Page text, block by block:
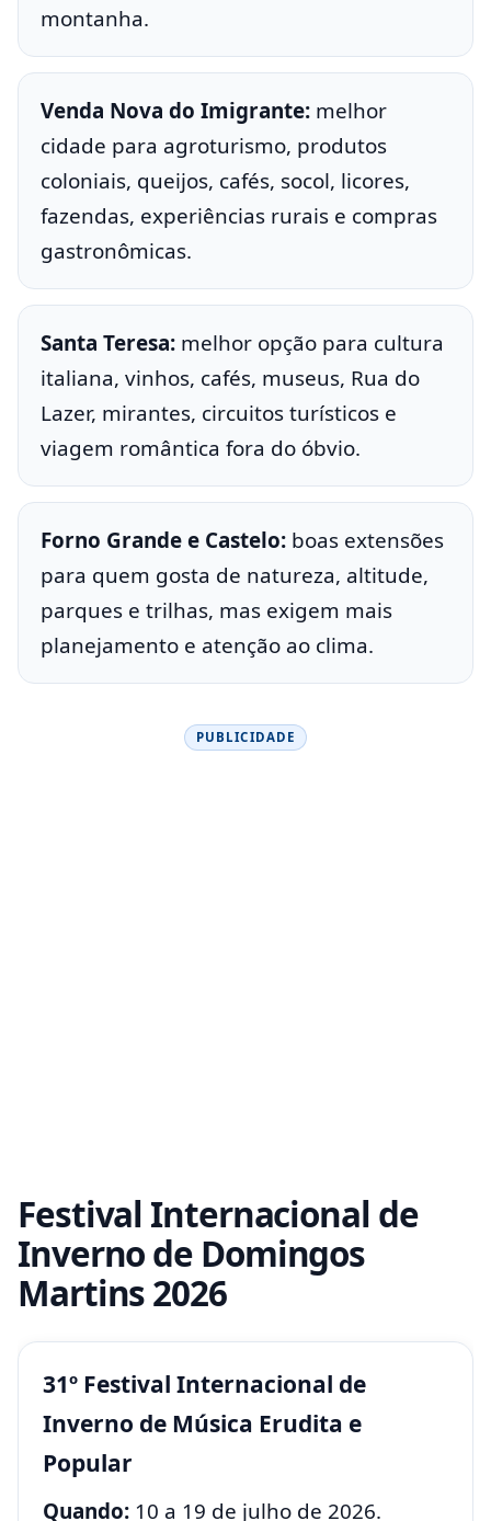
montanha.
Venda Nova do Imigrante: melhor
cidade para agroturismo, produtos
coloniais, queijos, cafés, socol, licores,
fazendas, experiências rurais e compras
gastronômicas.
Santa Teresa: melhor opção para cultura
italiana, vinhos, cafés, museus, Rua do
Lazer, mirantes, circuitos turísticos e
viagem romântica fora do óbvio.
Forno Grande e Castelo: boas extensões
para quem gosta de natureza, altitude,
parques e trilhas, mas exigem mais
planejamento e atenção ao clima.
PUBLICIDADE
Festival Internacional de
Inverno de Domingos
Martins 2026
31º Festival Internacional de
Inverno de Música Erudita e
Popular
Quando: 10 a 19 de julho de 2026.